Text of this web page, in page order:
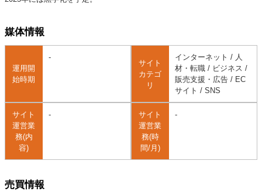
媒体情報
運用開
始時期
-
サイト
カテゴ
リ
インターネット / 人
材・転職 / ビジネス /
販売支援・広告 / EC
サイト / SNS
サイト
運営業
務(内
容)
-
サイト
運営業
務(時
間/月)
-
売買情報